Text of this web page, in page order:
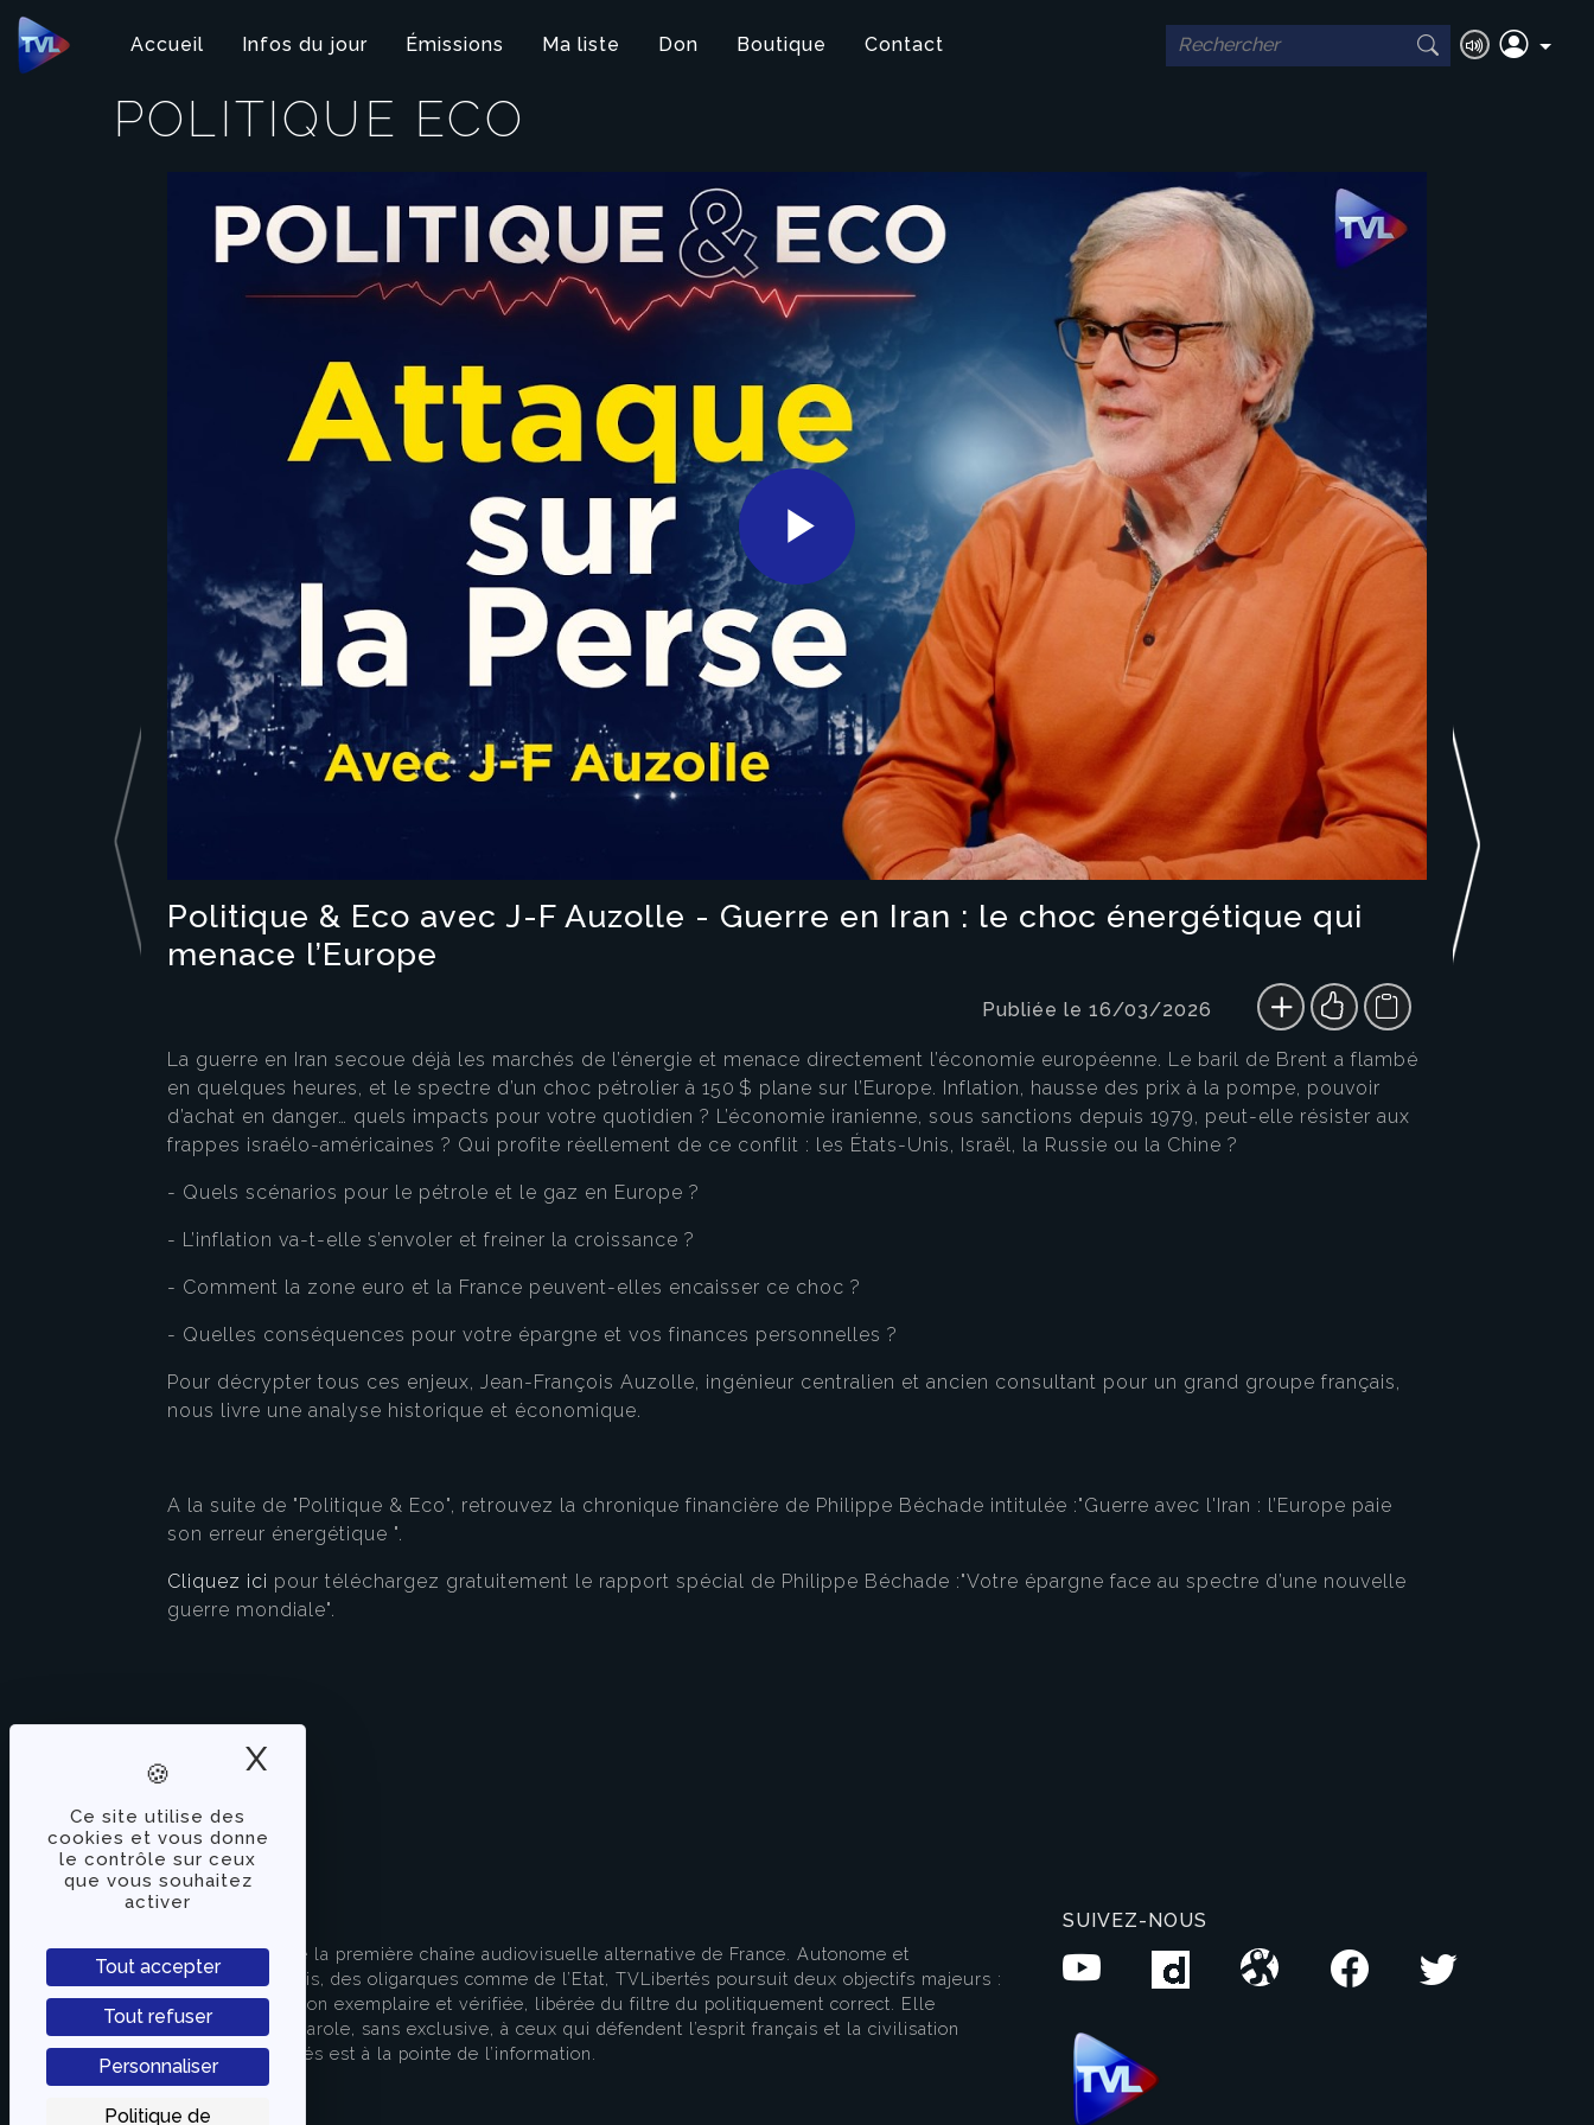
Panneau de gestion des cookies
Ce site utilise des
cookies et vous donne
le contrôle sur ceux
que vous souhaitez
activer
Tout accepter
Tout refuser
Personnaliser
Politique de
X
Accueil Infos du jour Émissions Ma liste Don Boutique Contact
POLITIQUE ECO
Play
Video
Politique & Eco avec J-F Auzolle - Guerre en Iran : le choc énergétique qui
menace l’Europe
Publiée le 16/03/2026
La guerre en Iran secoue déjà les marchés de l’énergie et menace directement l’économie européenne. Le baril de Brent a flambé
en quelques heures, et le spectre d’un choc pétrolier à 150 $ plane sur l’Europe. Inflation, hausse des prix à la pompe, pouvoir
d’achat en danger… quels impacts pour votre quotidien ? L’économie iranienne, sous sanctions depuis 1979, peut-elle résister aux
frappes israélo-américaines ? Qui profite réellement de ce conflit : les États-Unis, Israël, la Russie ou la Chine ?
- Quels scénarios pour le pétrole et le gaz en Europe ?
- L’inflation va-t-elle s’envoler et freiner la croissance ?
- Comment la zone euro et la France peuvent-elles encaisser ce choc ?
- Quelles conséquences pour votre épargne et vos finances personnelles ?
Pour décrypter tous ces enjeux, Jean-François Auzolle, ingénieur centralien et ancien consultant pour un grand groupe français,
nous livre une analyse historique et économique.
A la suite de "Politique & Eco", retrouvez la chronique financière de Philippe Béchade intitulée :"Guerre avec l'Iran : l’Europe paie
son erreur énergétique ".
Cliquez ici pour téléchargez gratuitement le rapport spécial de Philippe Béchade :"Votre épargne face au spectre d’une nouvelle
guerre mondiale".
TVLibertés représente la première chaîne audiovisuelle alternative de France. Autonome et
indépendante des partis, des oligarques comme de l’Etat, TVLibertés poursuit deux objectifs majeurs :
apporter une information exemplaire et vérifiée, libérée du filtre du politiquement correct. Elle
s’attache à donner la parole, sans exclusive, à ceux qui défendent l’esprit français et la civilisation
européenne. TVLibertés est à la pointe de l’information.
SUIVEZ-NOUS